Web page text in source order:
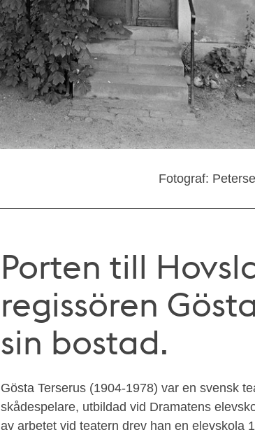
Fotograf:
Porten till
regissören
sin bostad.
Gösta Terserus (1904-1978) var en svensk
skådespelare, utbildad vid Dramatens
av arbetet vid teatern drev han en elevskola